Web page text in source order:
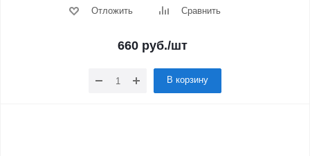
Отложить Сравнить
660 руб./шт
В корзину